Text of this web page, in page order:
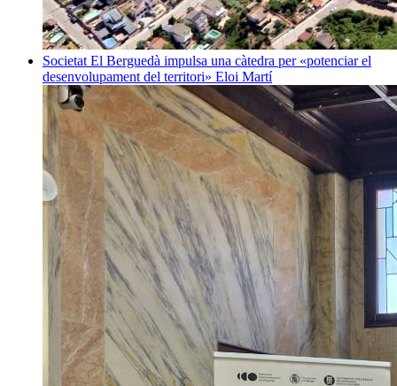
Societat El Berguedà impulsa una càtedra per «potenciar el
desenvolupament del territori» Eloi Martí